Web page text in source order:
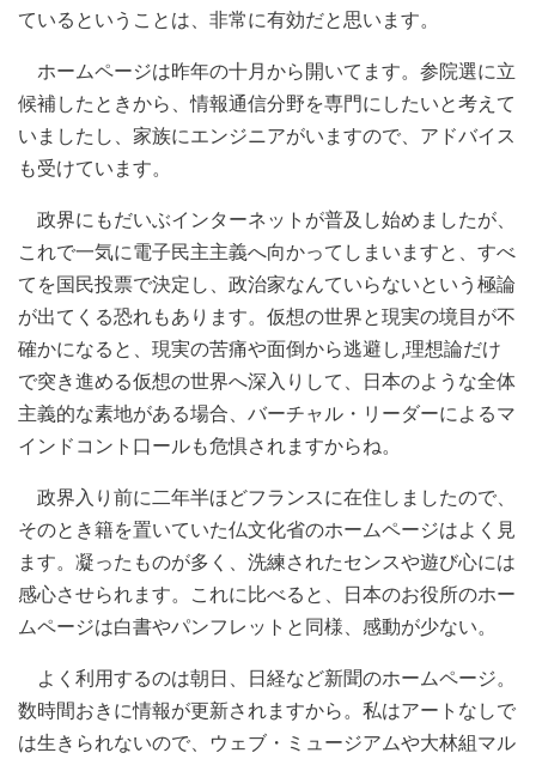
ているということは、非常に有効だと思います。
ホームページは昨年の十月から開いてます。参院選に立
候補したときから、情報通信分野を専門にしたいと考えて
いましたし、家族にエンジニアがいますので、アドバイス
も受けています。
政界にもだいぶインターネットが普及し始めましたが、
これで一気に電子民主主義へ向かってしまいますと、すべ
てを国民投票で決定し、政治家なんていらないという極論
が出てくる恐れもあります。仮想の世界と現実の境目が不
確かになると、現実の苦痛や面倒から逃避し,理想論だけ
で突き進める仮想の世界へ深入りして、日本のような全体
主義的な素地がある場合、バーチャル・リーダーによるマ
インドコント口ールも危惧されますからね。
政界入り前に二年半ほどフランスに在住しましたので、
そのとき籍を置いていた仏文化省のホームページはよく見
ます。凝ったものが多く、洗練されたセンスや遊び心には
感心させられます。これに比べると、日本のお役所のホー
ムページは白書やパンフレットと同様、感動が少ない。
よく利用するのは朝日、日経など新聞のホームページ。
数時間おきに情報が更新されますから。私はアートなしで
は生きられないので、ウェブ・ミュージアムや大林組マル